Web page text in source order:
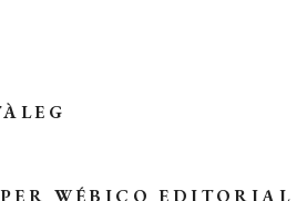
WÉBICO EDITORIAL